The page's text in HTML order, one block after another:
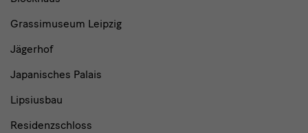
Institutionen
Grassimuseum Leipzig
Jägerhof
Japanisches Palais
Lipsiusbau
Residenzschloss